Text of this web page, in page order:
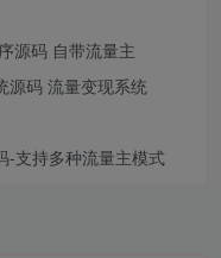
源码 自带流量主
源码 流量变现系统
-支持多种流量主模式